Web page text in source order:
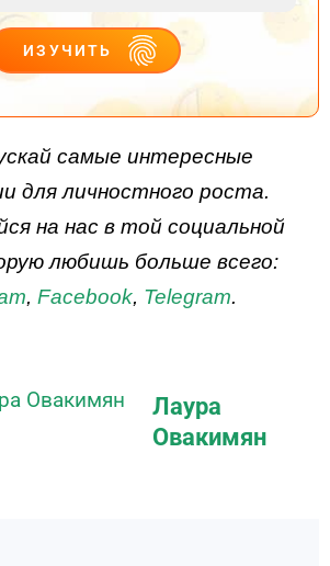
ИЗУЧИТЬ
самые интересные
для личностного роста.
на нас в той социальной
любишь больше всего:
, Facebook, Telegram.
Лаура
Овакимян